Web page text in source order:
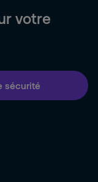
votre
sécurité